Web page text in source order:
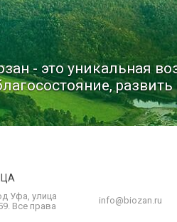
- это уникальная
Уфа, улица
. Все права
info@biozan.ru